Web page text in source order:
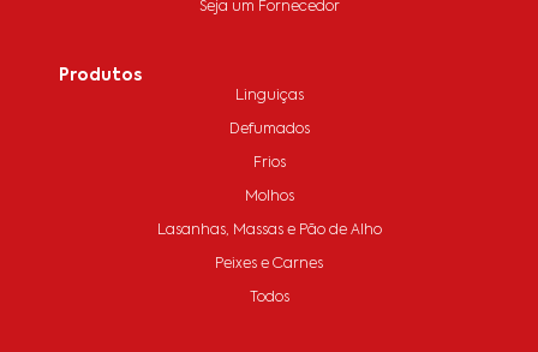
Seja um Fornecedor
Produtos
Linguiças
Defumados
Frios
Molhos
Lasanhas, Massas e Pão de Alho
Peixes e Carnes
Todos